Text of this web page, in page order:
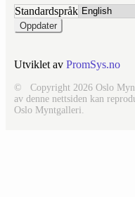
Standardspråk
Utviklet av PromSys.no
© Copyright 2026 Oslo
av denne nettsiden kan
Oslo Myntgalleri.